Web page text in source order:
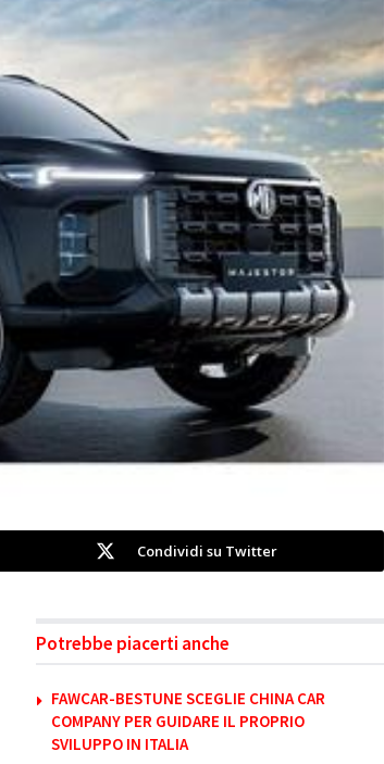
Condividi su Twitter
Potrebbe piacerti anche
FAWCAR-BESTUNE SCEGLIE CHINA CAR
COMPANY PER GUIDARE IL PROPRIO
SVILUPPO IN ITALIA